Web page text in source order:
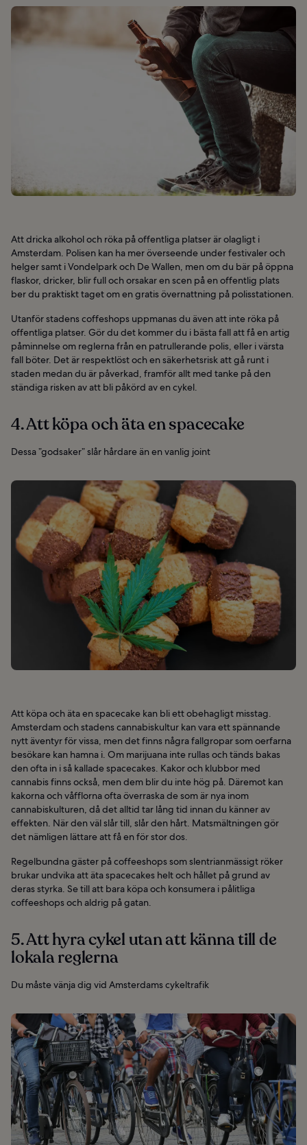
Att dricka alkohol och röka på offentliga platser är olagligt i
Amsterdam. Polisen kan ha mer överseende under festivaler och
helger samt i Vondelpark och De Wallen, men om du bär på öppna
flaskor, dricker, blir full och orsakar en scen på en offentlig plats
ber du praktiskt taget om en gratis övernattning på polisstationen.
Utanför stadens coffeshops uppmanas du även att inte röka på
offentliga platser. Gör du det kommer du i bästa fall att få en artig
påminnelse om reglerna från en patrullerande polis, eller i värsta
fall böter. Det är respektlöst och en säkerhetsrisk att gå runt i
staden medan du är påverkad, framför allt med tanke på den
ständiga risken av att bli påkörd av en cykel.
4. Att köpa och äta en spacecake
Dessa ”godsaker” slår hårdare än en vanlig joint
Att köpa och äta en spacecake kan bli ett obehagligt misstag.
Amsterdam och stadens cannabiskultur kan vara ett spännande
nytt äventyr för vissa, men det finns några fallgropar som oerfarna
besökare kan hamna i. Om marijuana inte rullas och tänds bakas
den ofta in i så kallade spacecakes. Kakor och klubbor med
cannabis finns också, men dem blir du inte hög på. Däremot kan
kakorna och våfflorna ofta överraska de som är nya inom
cannabiskulturen, då det alltid tar lång tid innan du känner av
effekten. När den väl slår till, slår den hårt. Matsmältningen gör
det nämligen lättare att få en för stor dos.
Regelbundna gäster på coffeeshops som slentrianmässigt röker
brukar undvika att äta spacecakes helt och hållet på grund av
deras styrka. Se till att bara köpa och konsumera i pålitliga
coffeeshops och aldrig på gatan.
5. Att hyra cykel utan att känna till de
lokala reglerna
Du måste vänja dig vid Amsterdams cykeltrafik